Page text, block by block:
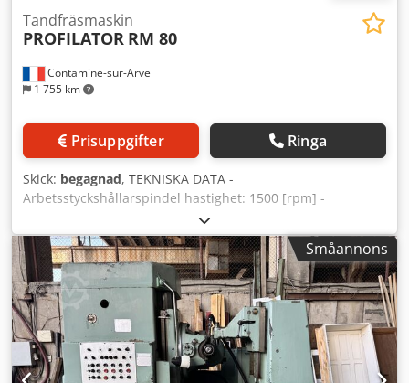
Contamine-sur-Arve
1 755 km
Tandfräsmaskin
PROFILATOR RM 80
Prisuppgifter Ringa
Skick: begagnad, TEKNISKA DATA -
Arbetsstyckshållarspindel hastighet: 1500 [rpm] -
Verktygshållarspindel hastighet: 3000 [rpm] - Max.
arbetsstyckediameter: 50 [mm] - Dimensioner: 2820 x 2400
x 2500 [mm] Dkjdpeuhbp Ejfx Akuer - Vikt: 4200 [kg]
TILLBEHÖR - Siemens 840D CNC-styrning - Stäubli 6-axlig
robot TX60 med CS8C-styrsystem - Avgradningsenhet
Småannons